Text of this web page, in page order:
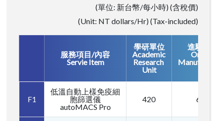
(單位: 新台幣/每小時) (含稅價)
(Unit: NT dollars/Hr) (Tax-included)
服務項目/內容
Servie Item
學研單位
Academic
Research
Unit
進駐廠
On site
F1
低溫自動上樣免疫細
胞篩選儀
autoMACS Pro
420 630